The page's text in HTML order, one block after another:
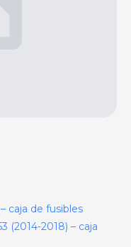
caja de fusibles
(2014-2018) – caja